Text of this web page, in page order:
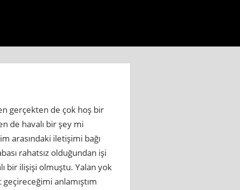
gerçekten de çok hoş bir
de havalı bir şey mi
arasındaki iletişimi bağı
rahatsız olduğundan işi
bir ilişişi olmuştu. Yalan yok
anlamıştım